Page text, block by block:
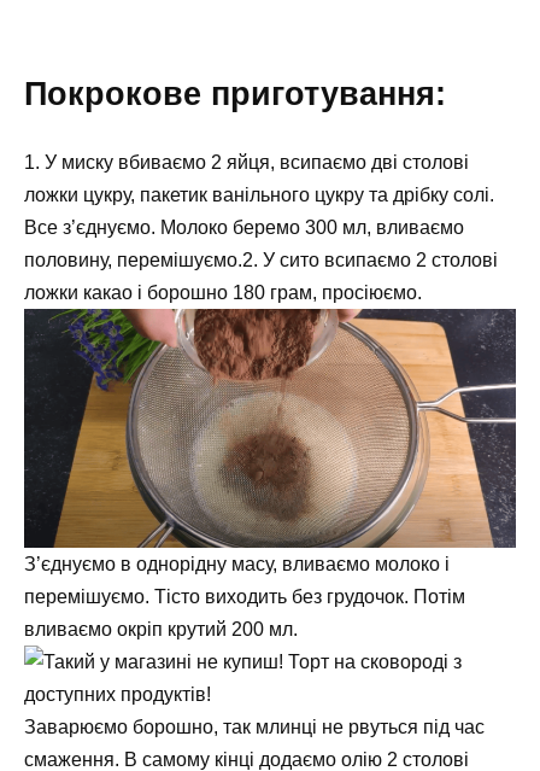
Покрокове приготування:
1. У миску вбиваємо 2 яйця, всипаємо дві столові
ложки цукру, пакетик ванільного цукру та дрібку солі.
Все з’єднуємо. Молоко беремо 300 мл, вливаємо
половину, перемішуємо.2. У сито всипаємо 2 столові
ложки какао і борошно 180 грам, просіюємо.
З’єднуємо в однорідну масу, вливаємо молоко і
перемішуємо. Тісто виходить без грудочок. Потім
вливаємо окріп крутий 200 мл.
Заварюємо борошно, так млинці не рвуться під час
смаження. В самому кінці додаємо олію 2 столові